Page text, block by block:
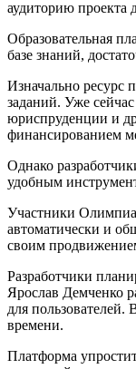
аудиторию проекта
Образовательная
базе знаний,
Изначально ресурс
заданий. Уже
юриспруденции и
финансированием
Однако
удобным
Участники
автоматически и
своим
Разработчики
Ярослав Демченко
для
времени.
Платформа